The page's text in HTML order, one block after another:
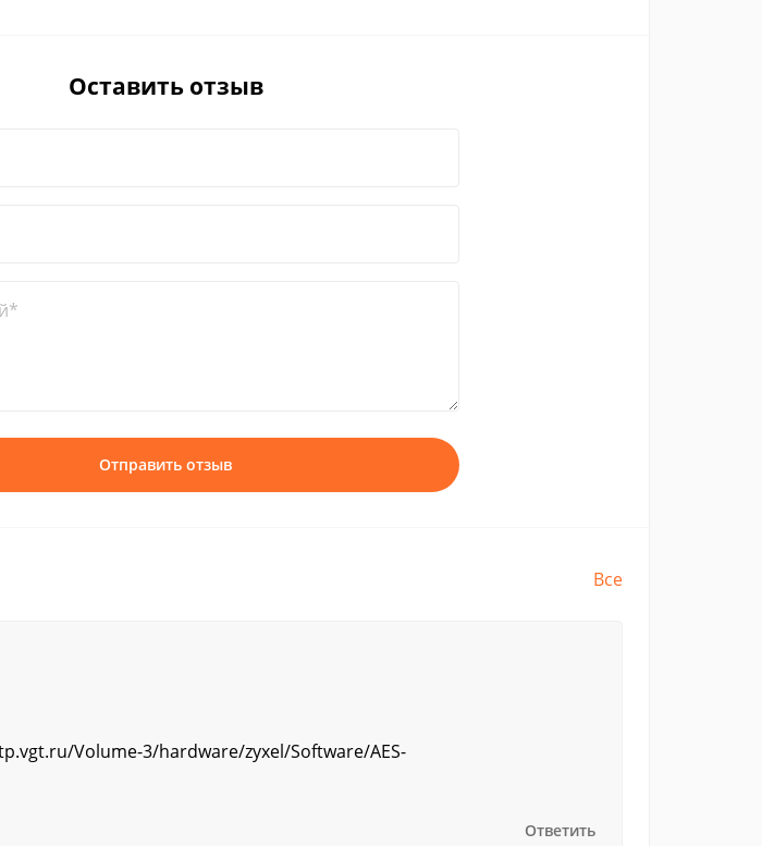
Оставить отзыв
Отправить отзыв
Все
Volume-3/hardware/zyxel/Software/AES-
Ответить